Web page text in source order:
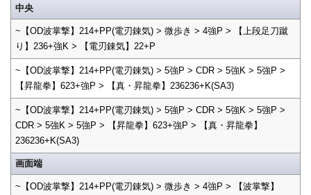
中央
~【OD波掌撃】214+PP(電刃錬気) > 微歩き > 4強P > 【上段足刀蹴
り】236+強K > 【電刃錬気】22+P
~【OD波掌撃】214+PP(電刃錬気) > 5強P > CDR > 5強K > 5強P >
【昇龍拳】623+強P > 【真・昇龍拳】236236+K(SA3)
~【OD波掌撃】214+PP(電刃錬気) > 5強P > CDR > 5強K > 5強P >
CDR > 5強K > 5強P > 【昇龍拳】623+強P > 【真・昇龍拳】
236236+K(SA3)
画面端
~【OD波掌撃】214+PP(電刃錬気) > 微歩き > 4強P > 【波掌撃】